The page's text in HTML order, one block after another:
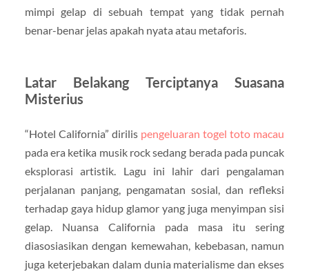
mimpi gelap di sebuah tempat yang tidak pernah
benar-benar jelas apakah nyata atau metaforis.
Latar Belakang Terciptanya Suasana
Misterius
“Hotel California” dirilis pengeluaran togel toto macau
pada era ketika musik rock sedang berada pada puncak
eksplorasi artistik. Lagu ini lahir dari pengalaman
perjalanan panjang, pengamatan sosial, dan refleksi
terhadap gaya hidup glamor yang juga menyimpan sisi
gelap. Nuansa California pada masa itu sering
diasosiasikan dengan kemewahan, kebebasan, namun
juga keterjebakan dalam dunia materialisme dan ekses